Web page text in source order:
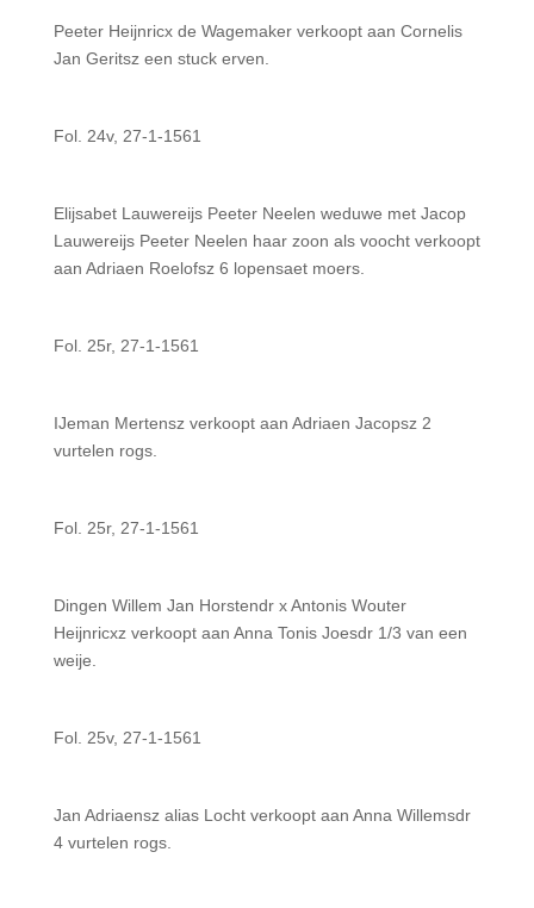
Peeter Heijnricx de Wagemaker verkoopt aan Cornelis
Jan Geritsz een stuck erven.
Fol. 24v, 27-1-1561
Elijsabet Lauwereijs Peeter Neelen weduwe met Jacop
Lauwereijs Peeter Neelen haar zoon als voocht verkoopt
aan Adriaen Roelofsz 6 lopensaet moers.
Fol. 25r, 27-1-1561
IJeman Mertensz verkoopt aan Adriaen Jacopsz 2
vurtelen rogs.
Fol. 25r, 27-1-1561
Dingen Willem Jan Horstendr x Antonis Wouter
Heijnricxz verkoopt aan Anna Tonis Joesdr 1/3 van een
weije.
Fol. 25v, 27-1-1561
Jan Adriaensz alias Locht verkoopt aan Anna Willemsdr
4 vurtelen rogs.